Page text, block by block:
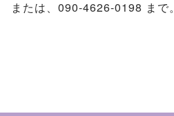
または、090‐4626‐0198 まで。